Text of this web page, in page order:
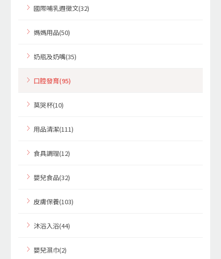
國際哺乳週徵文(32)
媽媽用品(50)
奶瓶及奶嘴(35)
口腔發育(95)
莫哭杯(10)
用品清潔(111)
食具調理(12)
嬰兒食品(32)
皮膚保養(103)
沐浴入浴(44)
嬰兒濕巾(2)